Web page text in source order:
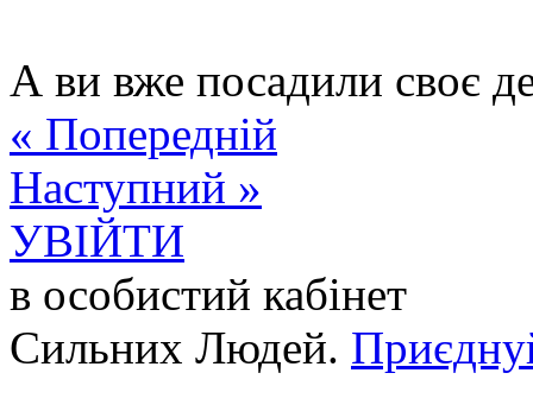
А ви вже посадили своє
« Попередній
Наступний »
УВІЙТИ
в особистий кабінет
Сильних Людей.